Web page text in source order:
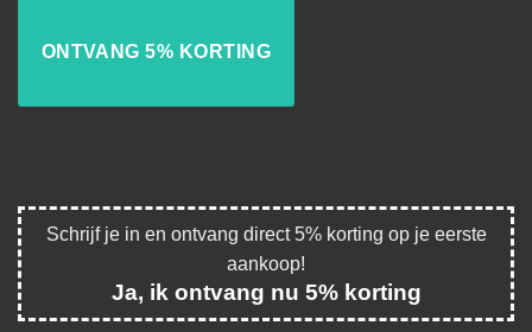
Schrijf je in en ontvang direct 5% korting op je eerste
aankoop!
Ja, ik ontvang nu 5% korting